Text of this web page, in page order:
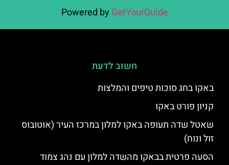
Powered by GetYourGuide
חשוב לדעת
באקו בחג סוכות טיפים והמלצות
קניון פורט באקו
שאטל שדה תעופה באקו למלון במרכז העיר (אוטובוס
זול ונוח)
הסעה פרטית בבאקו מהשדה למלון עם נהג צמוד